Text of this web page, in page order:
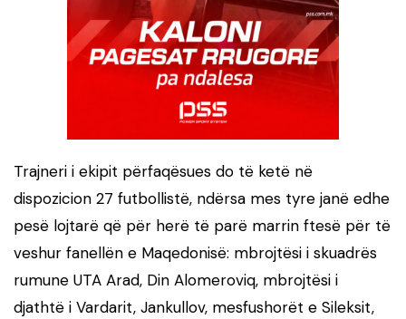
Trajneri i ekipit përfaqësues do të ketë në
dispozicion 27 futbollistë, ndërsa mes tyre janë edhe
pesë lojtarë që për herë të parë marrin ftesë për të
veshur fanellën e Maqedonisë: mbrojtësi i skuadrës
rumune UTA Arad, Din Alomeroviq, mbrojtësi i
djathtë i Vardarit, Jankullov, mesfushorët e Sileksit,